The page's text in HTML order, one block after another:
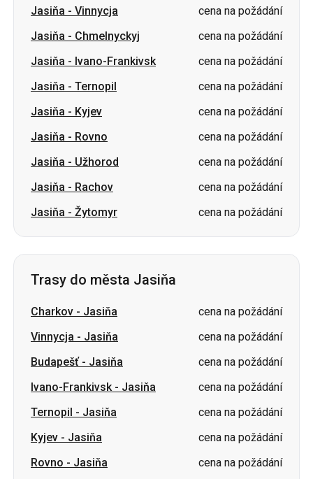
Jasiňa-Ternopil
cena na požádání
Jasiňa-Kyjev
cena na požádání
Jasiňa-Rovno
cena na požádání
Jasiňa-Užhorod
cena na požádání
Jasiňa-Rachov
cena na požádání
Jasiňa-Žytomyr cena na požádání
Trasy do města Jasiňa
Charkov-Jasiňa
cena na požádání
Budapešť- Jasiňa
Ivano-Frankivsk-
cena na požádání
Ternopil-Jasiňa
cena na požádání
Kyjev-Jasiňa
cena na požádání
Rovno-Jasiňa
cena na požádání
Užhorod-Jasiňa
cena na požádání
Žytomyr-Jasiňa cena na požádání